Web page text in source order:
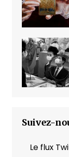
Suivez-
Le flux